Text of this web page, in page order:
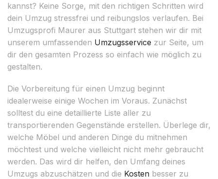
kannst? Keine Sorge, mit den richtigen Schritten wird
dein Umzug stressfrei und reibungslos verlaufen. Bei
Umzugsprofi Maurer aus Stuttgart stehen wir dir mit
unserem umfassenden Umzugsservice zur Seite, um
dir den gesamten Prozess so einfach wie möglich zu
gestalten.
Die Vorbereitung für einen Umzug beginnt
idealerweise einige Wochen im Voraus. Zunächst
solltest du eine detaillierte Liste aller zu
transportierenden Gegenstände erstellen. Überlege dir,
welche Möbel und anderen Dinge du mitnehmen
möchtest und welche vielleicht nicht mehr gebraucht
werden. Das wird dir helfen, den Umfang deines
Umzugs abzuschätzen und die Kosten besser zu